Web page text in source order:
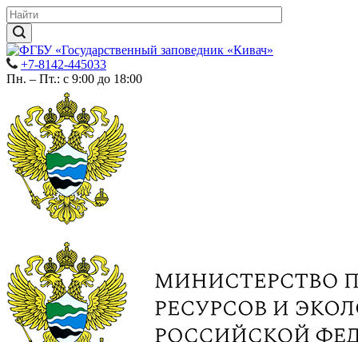
+7-8142-445033
Пн. – Пт.: с 9:00 до 18:00